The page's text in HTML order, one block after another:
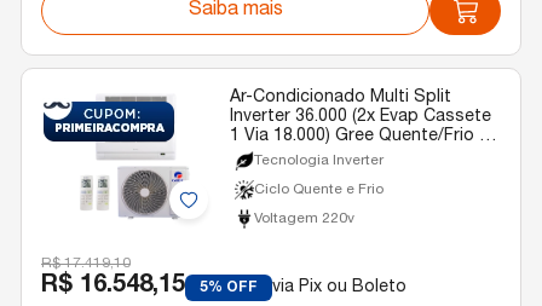
Saiba mais
Ar-Condicionado Multi Split
Inverter 36.000 (2x Evap Cassete
1 Via 18.000) Gree Quente/Frio R-
32 220v
Tecnologia Inverter
Ciclo Quente e Frio
Voltagem 220v
R$ 17.419,10
R$ 16.548,15 5% OFF via Pix ou Boleto